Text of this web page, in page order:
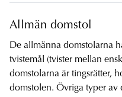
Allmän domstol
De allmänna domstolarna
tvistemål (tvister mellan
domstolarna är tingsrätter,
domstolen. Övriga typer av